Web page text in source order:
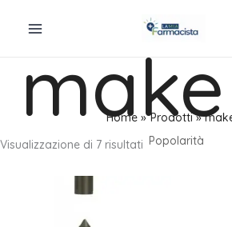
Home Prodotti
Visualizzazione di 7 risultati Popolarità